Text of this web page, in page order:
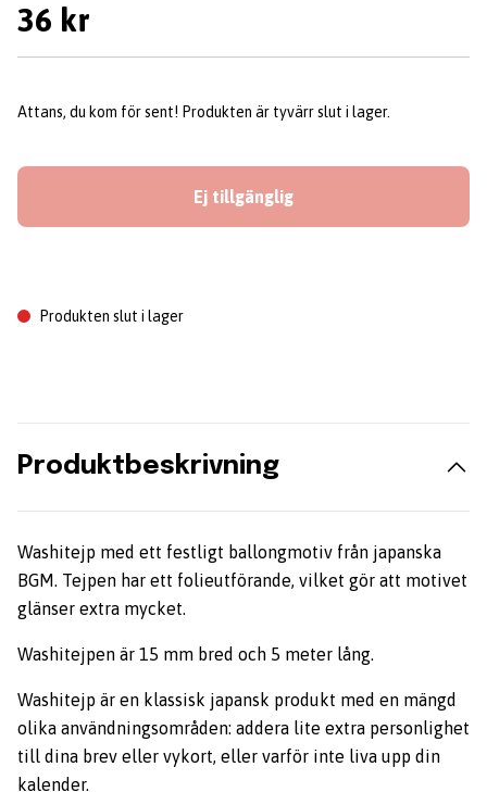
36 kr
Attans, du kom för sent! Produkten är tyvärr slut i lager.
Ej tillgänglig
Produkten slut i lager
Produktbeskrivning
Washitejp med ett festligt ballongmotiv från japanska
BGM. Tejpen har ett folieutförande, vilket gör att motivet
glänser extra mycket.
Washitejpen är 15 mm bred och 5 meter lång.
Washitejp är en klassisk japansk produkt med en mängd
olika användningsområden: addera lite extra personlighet
till dina brev eller vykort, eller varför inte liva upp din
kalender.